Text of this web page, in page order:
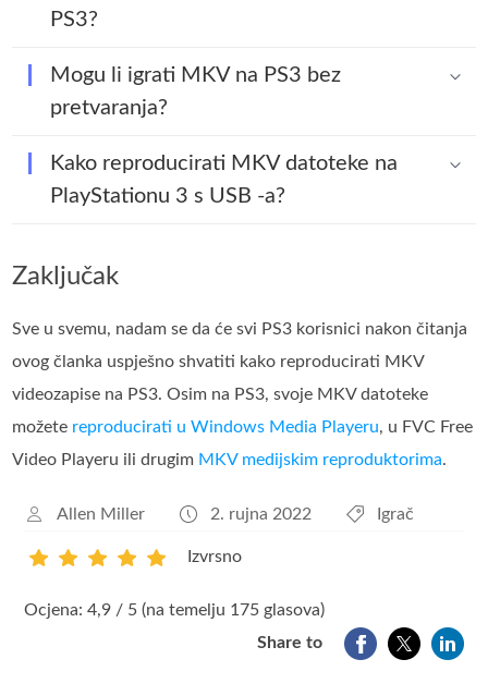
PS3?
Mogu li igrati MKV na PS3 bez
pretvaranja?
Kako reproducirati MKV datoteke na
PlayStationu 3 s USB -a?
Zaključak
Sve u svemu, nadam se da će svi PS3 korisnici nakon čitanja
ovog članka uspješno shvatiti kako reproducirati MKV
videozapise na PS3. Osim na PS3, svoje MKV datoteke
možete reproducirati u Windows Media Playeru, u FVC Free
Video Playeru ili drugim MKV medijskim reproduktorima.
Allen Miller 2. rujna 2022 Igrač
Izvrsno
Ocjena: 4,9 / 5 (na temelju 175 glasova)
Share to